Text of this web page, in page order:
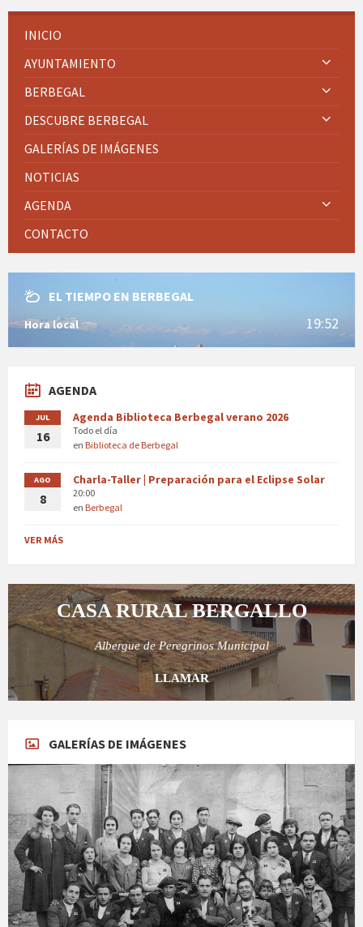
INICIO
AYUNTAMIENTO
BERBEGAL
DESCUBRE BERBEGAL
GALERÍAS DE IMÁGENES
NOTICIAS
AGENDA
CONTACTO
EL TIEMPO EN BERBEGAL
Hora local 19:52
AGENDA
JUL
16
Agenda Biblioteca Berbegal verano 2026
Todo el día
en Biblioteca de Berbegal
AGO
8
Charla-Taller | Preparación para el Eclipse Solar
20:00
en Berbegal
VER MÁS
CASA RURAL BERGALLO
Albergue de Peregrinos Municipal
LLAMAR
GALERÍAS DE IMÁGENES